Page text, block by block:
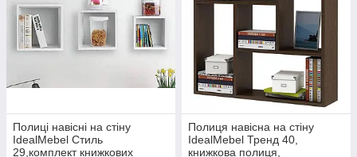
Полиці навісні на стіну
IdealMebel Стиль
29,комплект книжкових
Полиця навісна на стіну
IdealMebel Тренд 40,
книжкова полиця,